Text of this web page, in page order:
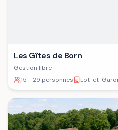
Les Gîtes de Born
Gestion libre
15 - 29 personnes
Lot-et-